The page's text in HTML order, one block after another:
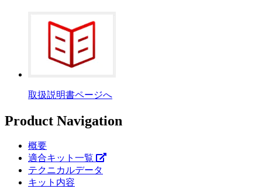
取扱説明書ページへ
Product Navigation
概要
適合キット一覧
テクニカルデータ
キット内容